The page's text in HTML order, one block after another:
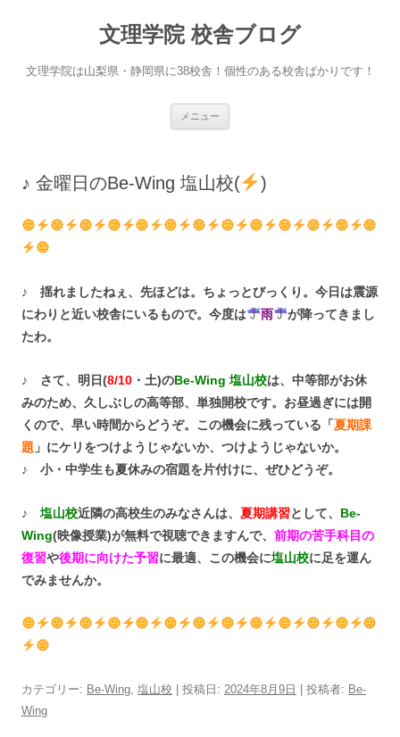
文理学院 校舎ブログ
文理学院は山梨県・静岡県に38校舎！個性のある校舎ばかりです！
メニュー
ス
キ
プ
♪ 金曜日のBe-Wing 塩山校( )
♪ 揺れましたねぇ、先ほどは。ちょっとびっくり。今日は震源
にわりと近い校舎にいるもので。今度は
雨
が降ってきまし
たわ。
♪ さて、明日(8/10 ・土)のBe-Wing 塩山校は、中等部がお休
みのため、久しぶしの高等部、単独開校です。お昼過ぎには開
くので、早い時間からどうぞ。この機会に残っている「夏期課
題 」にケリをつけようじゃないか、つけようじゃないか。
♪ 小・中学生も夏休みの宿題を片付けに、ぜひどうぞ。
♪ 塩山校近隣の高校生のみなさんは、 夏期講習として、 Be-
Wing(映像授業)が無料で視聴できますんで、 前期の苦手科目の
復習や後期に向けた予習に最適、この機会に塩山校に足を運ん
でみませんか。
カテゴリー: Be-Wing, 塩山校 | 投稿日: 2024年8月9日 投稿者: Be-
Wing